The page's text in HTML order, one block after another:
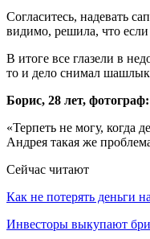
Согласитесь, надевать
видимо, решила, что если
В итоге все глазели в
то и дело снимал
Борис, 28 лет, фотограф:
«Терпеть не могу,
Андрея такая же
Сейчас читают
Как не потерять деньги
Инвесторы выкупают